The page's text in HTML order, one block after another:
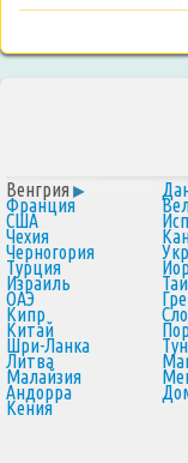
Венгрия
Франция
США
Чехия
Черногория
Турция
Израиль
ОАЭ
Кипр
Китай
Шри-Ланка
Литва
Малайзия
Андорра
Кения